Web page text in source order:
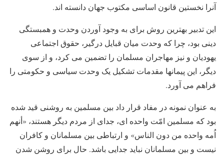
آنرا نخستین قانون اساسی مکتوب جهان دانسته اند.
این تدبیر بهترین روش برای به وجود آوردن وحدت و همبستگی
دینی بود، چرا که وحدت میان قبایل درگیر، حقوق اجتماعی
یهودیان و نیز مهاجران مسلمان را تضمین می کرد، و از سوی
دیگر، این پیمانها مقدمات تشکیل یک وحدت سیاسی و حکومتی را
فراهم می آورد.
به عنوان نمونه در مفاد قرار داد بین مسلمین به روشنی قید شده
بود که مسلمین امّت واحده ای، جدای از مردم دیگر هستند، «أنهم
اُمه واحده من دون الناس» و ارتباطی بین مسلمانان و کافران
نیست و بین مسلمانان نباید جدایی باشد. حال برای روشن شدن